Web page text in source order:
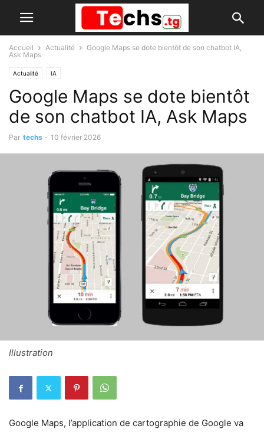
Accueil Actualité
Google Maps se dote bientôt de son chatbot IA,
Ask Maps
Actualité IA
Google Maps se dote bientôt
de son chatbot IA, Ask Maps
Par techs - 10 février 2026
Illustration
Google Maps, l’application de cartographie de Google va